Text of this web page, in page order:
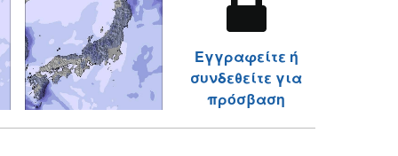
Εγγραφείτε ή
συνδεθείτε για
πρόσβαση